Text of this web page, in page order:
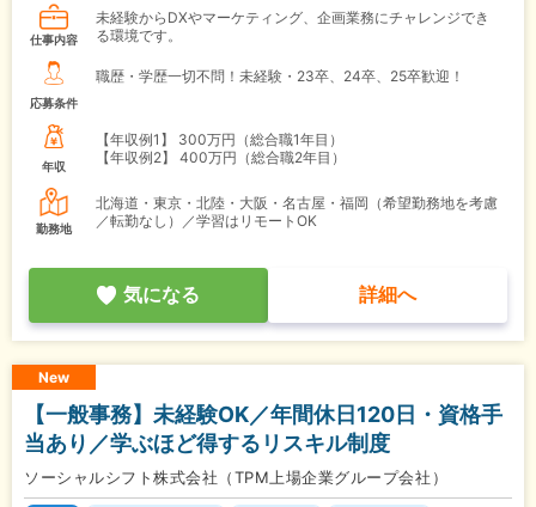
仕事内容
未経験からDXやマーケティング、企画業務にチャレンジでき
る環境です。
応募条件
職歴・学歴一切不問！未経験・23卒、24卒、25卒歓迎！
年収
【年収例1】
300万円（総合職1年目）
【年収例2】
400万円（総合職2年目）
勤務地
北海道・東京・北陸・大阪・名古屋・福岡（希望勤務地を考慮
／転勤なし）／学習はリモートOK
気になる 詳細へ
New
【一般事務】未経験OK／年間休日120日・資格手
当あり／学ぶほど得するリスキル制度
ソーシャルシフト株式会社（TPM上場企業グループ会社）